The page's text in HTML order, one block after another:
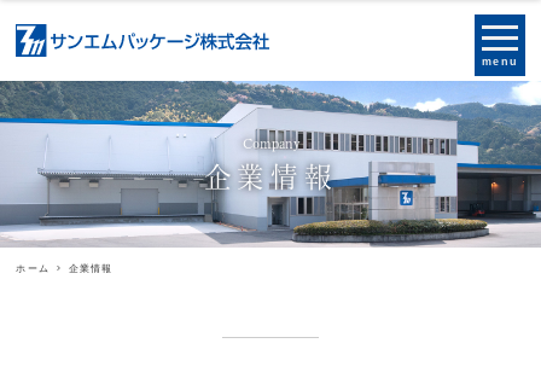
menu
Company
企業情報
ホーム 企業情報